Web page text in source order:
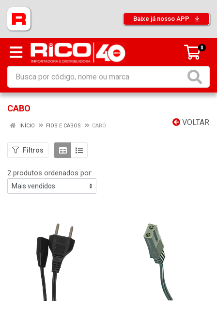
Baixe já nosso APP
0
CABO
VOLTAR
INÍCIO FIOS E CABOS CABO
Filtros
2 produtos ordenados por: